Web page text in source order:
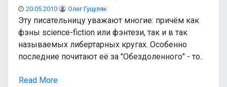
20.05.2010 Олег Гуцуляк
Эту писательницу уважают многие: причём как
фэны science-fiction или фэнтези, так и в так
называемых либертарных кругах. Особенно
последние почитают её за "Обездоленного" - то..
Read More